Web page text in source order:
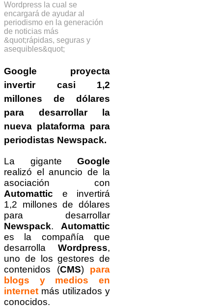
Google proyecta
invertir casi 1,2
millones de dólares
para desarrollar la
nueva plataforma para
periodistas Newspack.
La gigante Google
realizó el anuncio de la
asociación con
Automattic e invertirá
1,2 millones de dólares
para desarrollar
Newspack. Automattic
es la compañía que
desarrolla Wordpress,
uno de los gestores de
contenidos (CMS) para
blogs y medios en
internet más utilizados y
conocidos.